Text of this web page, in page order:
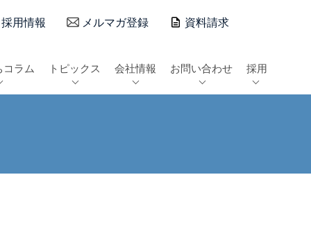
採用情報 メルマガ登録 資料請求
コラム トピックス 会社情報 お問い合わせ 採用